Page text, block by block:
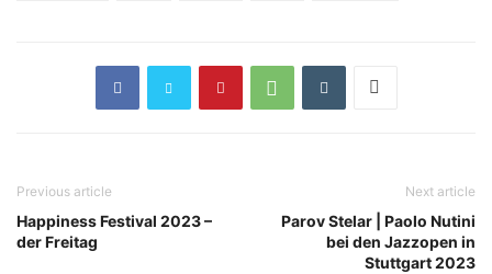
SAVVY © About Musïc | Stephanie Bauer
Previous article
Happiness Festival 2023 –
der Freitag
Next article
Parov Stelar | Paolo Nutini
bei den Jazzopen in
Stuttgart 2023